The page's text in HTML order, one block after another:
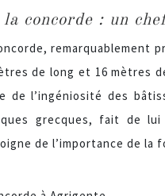
concorde : un
remarquablement
de long et 16 mètres
de l’ingéniosité des
grecques, fait de
de l’importance de la